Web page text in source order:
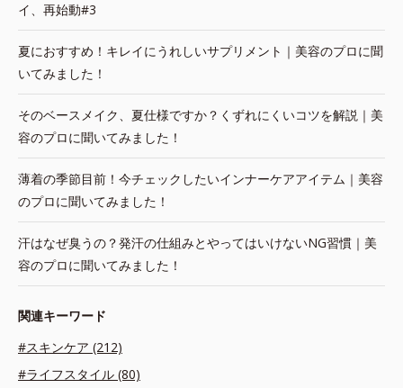
イ、再始動#3
夏におすすめ！キレイにうれしいサプリメント｜美容のプロに聞
いてみました！
そのベースメイク、夏仕様ですか？くずれにくいコツを解説｜美
容のプロに聞いてみました！
薄着の季節目前！今チェックしたいインナーケアアイテム｜美容
のプロに聞いてみました！
汗はなぜ臭うの？発汗の仕組みとやってはいけないNG習慣｜美
容のプロに聞いてみました！
関連キーワード
#スキンケア (212)
#ライフスタイル (80)